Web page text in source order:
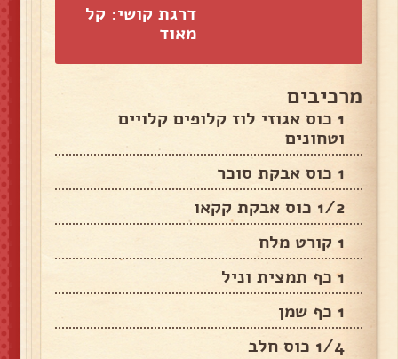
דרגת קושי: קל
מאוד
מרכיבים
1 כוס אגוזי לוז קלופים קלויים
וטחונים
1 כוס אבקת סוכר
1/2 כוס אבקת קקאו
1 קורט מלח
1 כף תמצית וניל
1 כף שמן
1/4 כוס חלב